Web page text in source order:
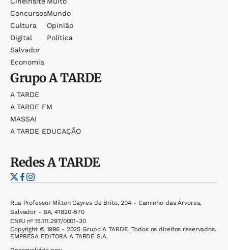
Concursos
Cultura
Digital
Salvador
Economia
Mundo
Opinião
Política
GrupoA TARDE
A TARDE
A TARDE FM
MASSA!
A TARDE EDUCAÇÃO
RedesA TARDE
Rua Professor Milton Cayres de Brito, 204 - Caminho das Árvores,
Salvador - BA, 41820-570
CNPJ nº 15.111.297/0001-30
Copyright © 1996 - 2025 Grupo A TARDE. Todos os direitos reservados.
EMPRESA EDITORA A TARDE S.A.